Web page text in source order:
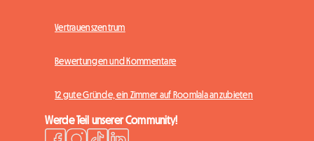
Vertrauenszentrum
Bewertungen und Kommentare
12 gute Gründe, ein Zimmer auf Roomlala anzubieten
Werde Teil unserer Community!